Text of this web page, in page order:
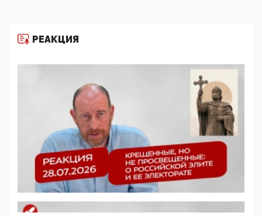
11:53, 09 Июня 2026
деятельность ИИТО ЮНЕСКО в России, но
цифроглобалисты продолжают определять
повестку в образовании
09:43, 01 Июня 2026
5G за счет здоровья граждан: Минцифры намерено
отобрать у регионов и муниципалитетов право
защищать жилые дома и социальные объекты от
05:58, 26 Мая 2026
Роскомнадзор освободили от борца с
деструктивным и опасным контентом
07:39, 25 Мая 2026
РЕАКЦИЯ